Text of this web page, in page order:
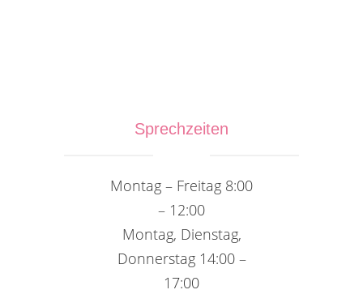
Sprechzeiten
Montag – Freitag 8:00
– 12:00
Montag, Dienstag,
Donnerstag 14:00 –
17:00